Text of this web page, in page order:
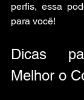
perfis, essa
para você!
Dicas
Melhor o